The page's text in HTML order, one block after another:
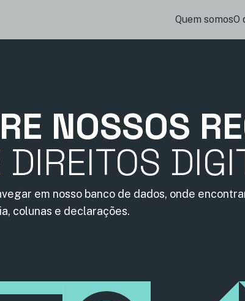
Quem somosO
NOSSOS
DIREITOS
em nosso banco de dados, onde
colunas e declarações.